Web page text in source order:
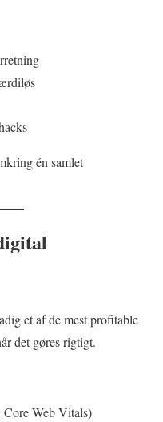
én samlet
et af de mest profitable
det gøres rigtigt.
Core Web Vitals)